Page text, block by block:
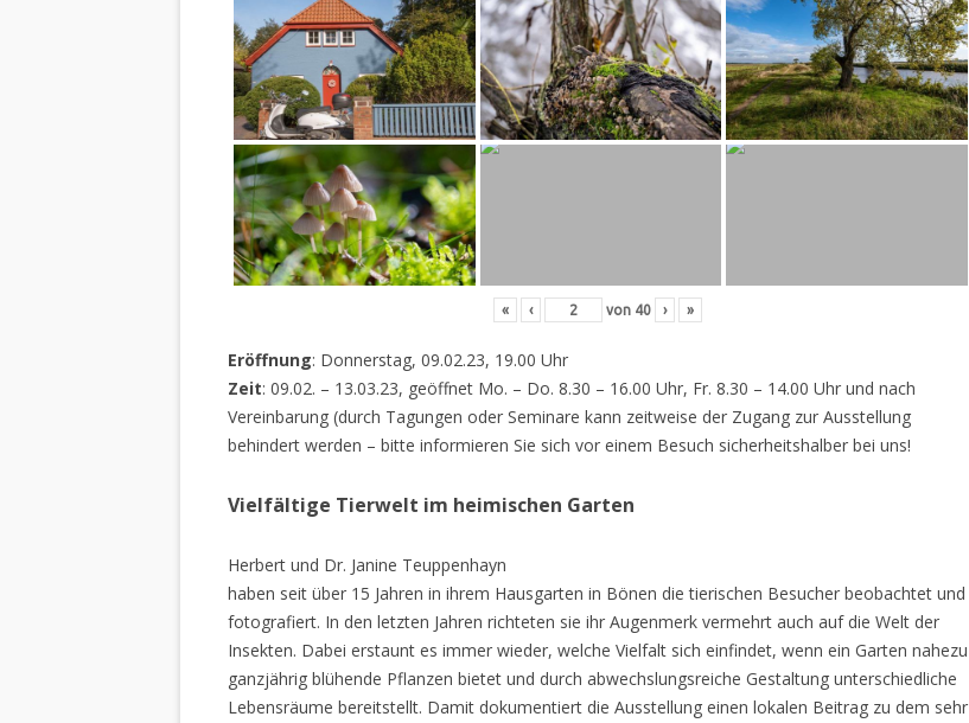
« ‹ von 40 › »
Eröffnung: Donnerstag, 09.02.23, 19.00 Uhr
Zeit: 09.02. – 13.03.23, geöffnet Mo. – Do. 8.30 – 16.00 Uhr, Fr. 8.30 – 14.00 Uhr und nach
Vereinbarung (durch Tagungen oder Seminare kann zeitweise der Zugang zur Ausstellung
behindert werden – bitte informieren Sie sich vor einem Besuch sicherheitshalber bei uns!
Vielfältige Tierwelt im heimischen Garten
Herbert und Dr. Janine Teuppenhayn
haben seit über 15 Jahren in ihrem Hausgarten in Bönen die tierischen Besucher beobachtet und
fotografiert. In den letzten Jahren richteten sie ihr Augenmerk vermehrt auch auf die Welt der
Insekten. Dabei erstaunt es immer wieder, welche Vielfalt sich einfindet, wenn ein Garten nahezu
ganzjährig blühende Pflanzen bietet und durch abwechslungsreiche Gestaltung unterschiedliche
Lebensräume bereitstellt. Damit dokumentiert die Ausstellung einen lokalen Beitrag zu dem sehr